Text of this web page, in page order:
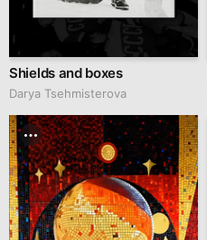
Shields and boxes
Darya Tsehmisterova